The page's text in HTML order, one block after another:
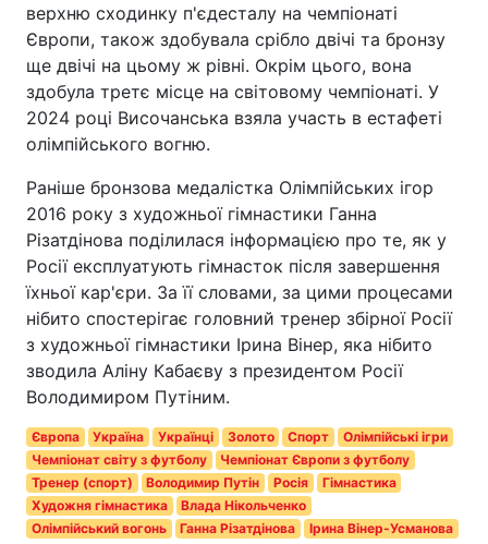
верхню сходинку п'єдесталу на чемпіонаті
Європи, також здобувала срібло двічі та бронзу
ще двічі на цьому ж рівні. Окрім цього, вона
здобула третє місце на світовому чемпіонаті. У
2024 році Височанська взяла участь в естафеті
олімпійського вогню.
Раніше бронзова медалістка Олімпійських ігор
2016 року з художньої гімнастики Ганна
Різатдінова поділилася інформацією про те, як у
Росії експлуатують гімнасток після завершення
їхньої кар'єри. За її словами, за цими процесами
нібито спостерігає головний тренер збірної Росії
з художньої гімнастики Ірина Вінер, яка нібито
зводила Аліну Кабаєву з президентом Росії
Володимиром Путіним.
Європа Україна Українці Золото Спорт
Олімпійські ігри
Чемпіонат світу з футболу
Чемпіонат Європи з футболу
Тренер (спорт)
Володимир Путін Росія
Гімнастика
Художня гімнастика
Влада Нікольченко
Олімпійський вогонь
Ганна Різатдінова Ірина Вінер-Усманова